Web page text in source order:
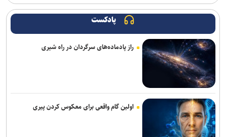
مدنی‌زاده: رسانه‌های مسئول، سرمایه‌ای ارزشمند برای حکمرانی اقتصادی
خبرنگاران دیده‌بانان آگاه جامعه هستند
همتی: رسانه‌ها، رکن اعتمادآفرین در نظام اقتصادی کشور
معمای سهم ایران در خزر مشاع! / چرا تثبیت حکمرانی ملی نیازمند عبور
از دیپلماسی حقوقی به کنشگری اقتصادی است؟
وزیر نفت: رسانه‌ها جلوه‌های ایثار کارکنان صنعت نفت را منعکس کردند
پادکست
راز پادماده‌های سرگردان در راه شیری
اولین گام واقعی برای معکوس کردن پیری